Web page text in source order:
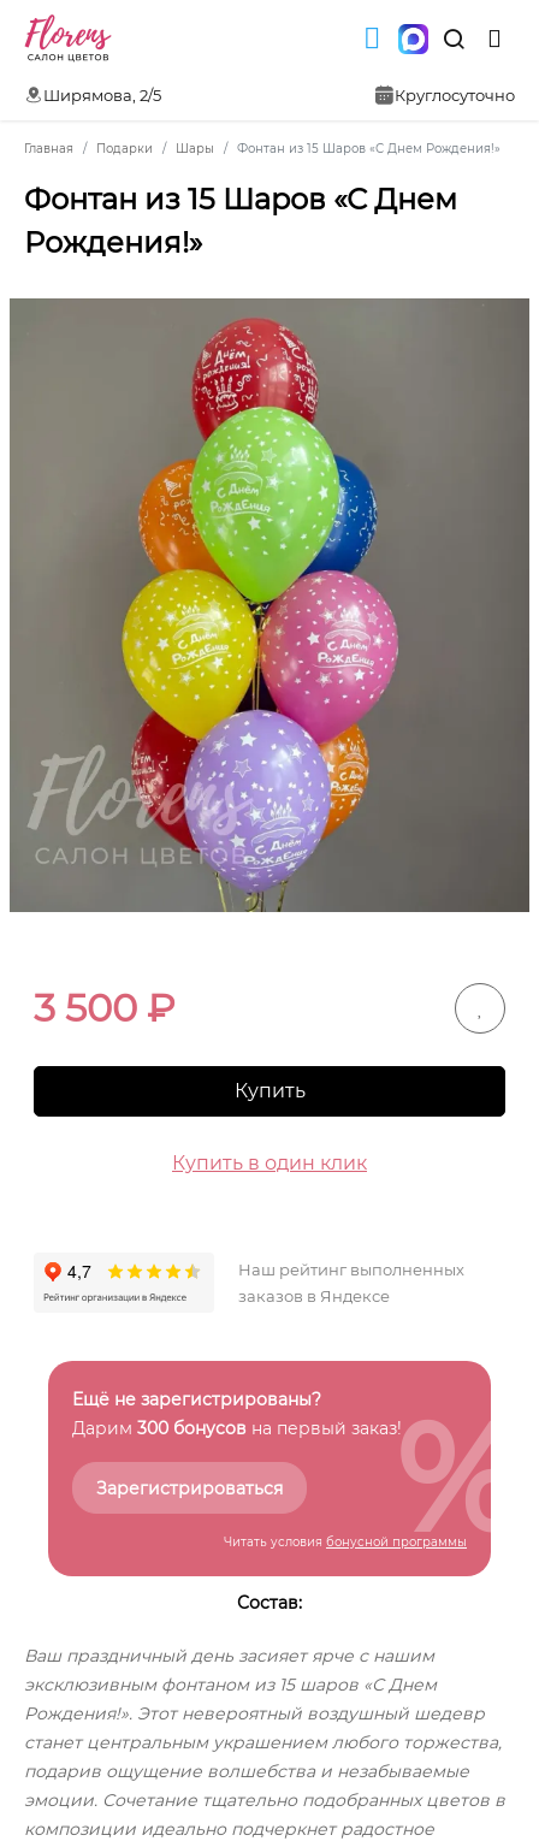
Ширямова, 2/5 Круглосуточно
Главная Подарки Шары Фонтан из 15 Шаров «С Днем Рождения!»
Фонтан из 15 Шаров «С Днем
Рождения!»
3 500 ₽
Купить
Купить в один клик
Наш рейтинг выполненных
заказов в Яндексе
Ещё не зарегистрированы?
Дарим 300 бонусов на первый заказ!
Зарегистрироваться
Читать условия бонусной программы
%
Состав:
Ваш праздничный день засияет ярче с нашим
эксклюзивным фонтаном из 15 шаров «С Днем
Рождения!». Этот невероятный воздушный шедевр
станет центральным украшением любого торжества,
подарив ощущение волшебства и незабываемые
эмоции. Сочетание тщательно подобранных цветов в
композиции идеально подчеркнет радостное